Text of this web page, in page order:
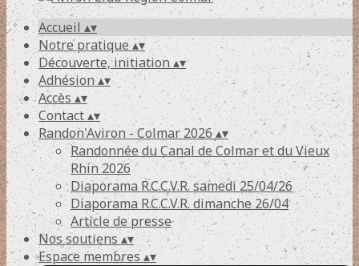
Accueil ▴▾
Notre pratique ▴▾
Découverte, initiation▴▾
Adhésion▴▾
Accès ▴▾
Contact▴▾
Randon'Aviron - Colmar 2026▴▾
Randonnée du Canal de Colmar et du Vieux
Rhin 2026
Diaporama R.C.C.V.R. samedi 25/04/26
Diaporama R.C.C.V.R. dimanche 26/04
Article de presse
Nos soutiens ▴▾
Espace membres▴▾